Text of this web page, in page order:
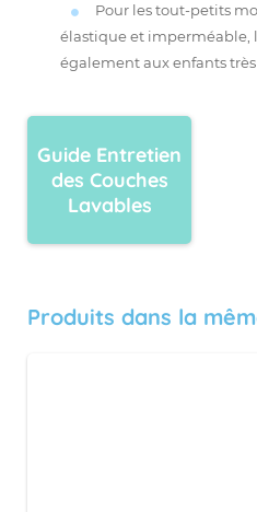
Pour les tout-petits
élastique et imperméable,
également aux enfants
Guide Entretien
des Couches
Lavables
Produits dans la